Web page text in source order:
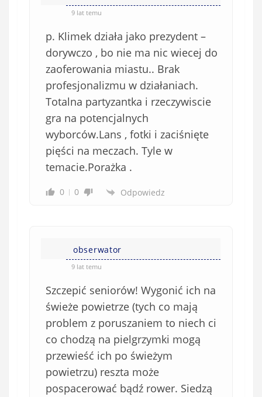
9 lat temu
p. Klimek działa jako prezydent –
dorywczo , bo nie ma nic wiecej do
zaoferowania miastu.. Brak
profesjonalizmu w działaniach.
Totalna partyzantka i rzeczywiscie
gra na potencjalnych
wyborców.Lans , fotki i zaciśnięte
pięści na meczach. Tyle w
temacie.Porażka .
0 0 Odpowiedz
obserwator
9 lat temu
Szczepić seniorów! Wygonić ich na
świeże powietrze (tych co mają
problem z poruszaniem to niech ci
co chodzą na pielgrzymki mogą
przewieść ich po świeżym
powietrzu) reszta może
pospacerować bądź rower. Siedzą